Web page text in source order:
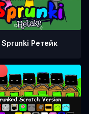
Sprunki Ретейк